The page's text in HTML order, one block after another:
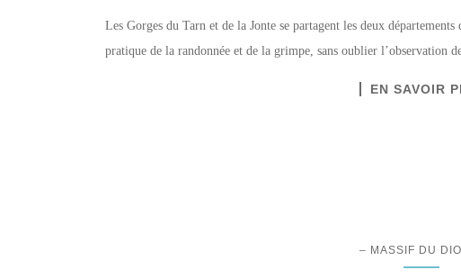
Les Gorges du Tarn et de la Jonte se partagent les deux
pratique de la randonnée et de la grimpe, sans oublier l’observation
EN SAVOIR
– MASSIF DU